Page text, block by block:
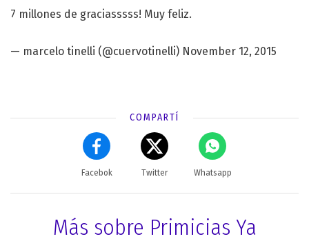
7 millones de graciasssss! Muy feliz.
— marcelo tinelli (@cuervotinelli) November 12, 2015
COMPARTÍ
Facebok Twitter Whatsapp
Más sobre Primicias Ya